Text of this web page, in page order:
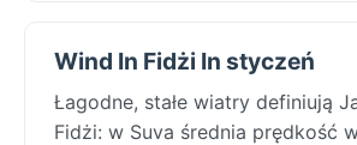
Wind In Fidżi In styczeń
Łagodne, stałe wiatry definiują
Fidżi: w Suva średnia prędkość